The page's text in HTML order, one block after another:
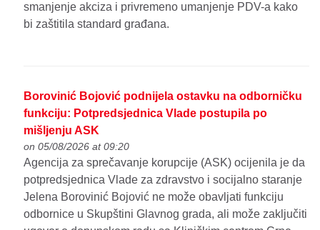
smanjenje akciza i privremeno umanjenje PDV-a kako
bi zaštitila standard građana.
Borovinić Bojović podnijela ostavku na odborničku
funkciju: Potpredsjednica Vlade postupila po
mišljenju ASK
on 05/08/2026 at 09:20
Agencija za sprečavanje korupcije (ASK) ocijenila je da
potpredsjednica Vlade za zdravstvo i socijalno staranje
Jelena Borovinić Bojović ne može obavljati funkciju
odbornice u Skupštini Glavnog grada, ali može zaključiti